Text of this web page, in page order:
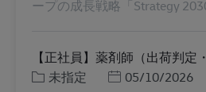
ープの成長戦略「Strategy
【正社員】薬剤師（出荷判定
类别未指定 Posted Date
05/10/2026